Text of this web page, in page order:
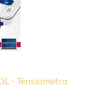
- Tensiómetro